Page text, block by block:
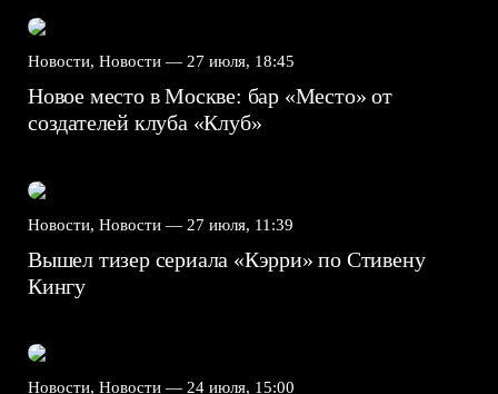
Новости, Новости — 27 июля, 18:45
Новое место в Москве: бар «Место» от
создателей клуба «Клуб»
Новости, Новости — 27 июля, 11:39
Вышел тизер сериала «Кэрри» по Стивену
Кингу
Новости, Новости — 24 июля, 15:00